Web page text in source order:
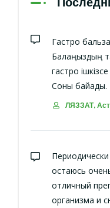
Гастро
Балаңыздың
гастро
Соны байқадық.
ЛЯЗЗАТ,
остаюсь
отличный
организма и